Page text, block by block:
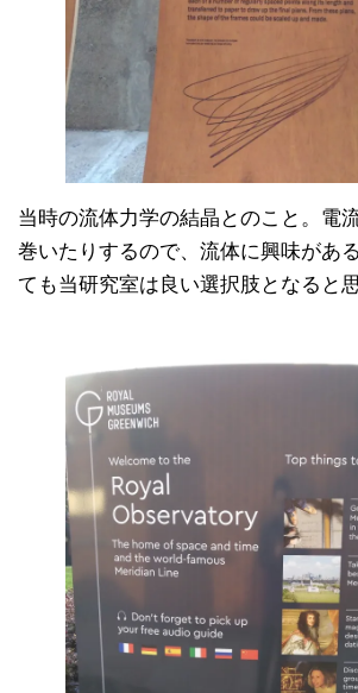
当時の流体力学の結晶とのこと。電
巻いたりするので、流体に興味があ
ても当研究室は良い選択肢となると思